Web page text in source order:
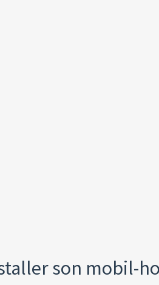
son mobil-